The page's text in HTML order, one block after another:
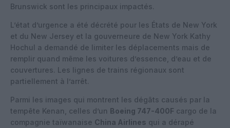
Brunswick sont les principaux impactés.
L’état d’urgence a été décrété pour les États de New York
et du New Jersey et la gouverneure de New York Kathy
Hochul a demandé de limiter les déplacements mais de
remplir quand même les voitures d’essence, d’eau et de
couvertures. Les lignes de trains régionaux sont
partiellement à l’arrêt.
Parmi les images qui montrent les dégâts causés par la
tempête Kenan, celles d’un Boeing 747-400F cargo de la
compagnie taïwanaise China Airlines qui a dérapé